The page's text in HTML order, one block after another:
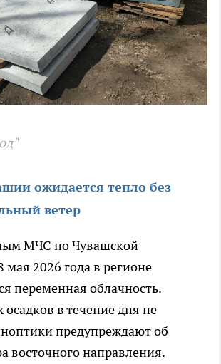
ожидается тепло без
ветер
МЧС по Чувашской
мая 2026 года в регионе
переменная облачность.
в течение дня не
предупреждают об
восточного направления.